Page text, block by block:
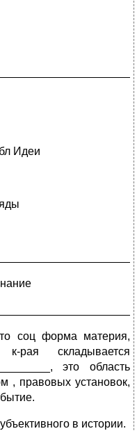
Идеи
соц форма материя,
к-рая складывается
это область
, правовых установок,
в истории.